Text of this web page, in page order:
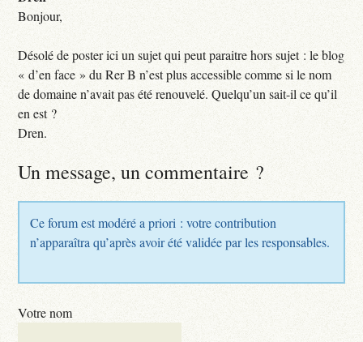
Bonjour,
Désolé de poster ici un sujet qui peut paraitre hors sujet : le blog
« d’en face » du Rer B n’est plus accessible comme si le nom
de domaine n’avait pas été renouvelé. Quelqu’un sait-il ce qu’il
en est ?
Dren.
Un message, un commentaire ?
Ce forum est modéré a priori : votre contribution
n’apparaîtra qu’après avoir été validée par les responsables.
Votre nom